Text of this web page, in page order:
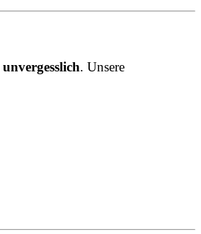
unvergesslich. Unsere